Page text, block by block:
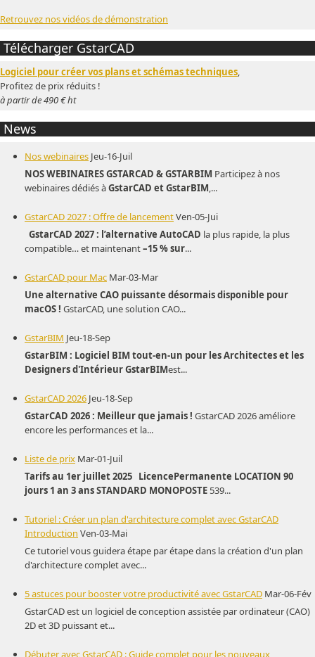
Retrouvez nos vidéos de démonstration
Télécharger GstarCAD
Logiciel pour créer vos plans et schémas techniques,
Profitez de prix réduits !
à partir de 490 € ht
News
Nos webinaires Jeu-16-Juil
NOS WEBINAIRES GSTARCAD & GSTARBIM Participez à nos
webinaires dédiés àGstarCAD et GstarBIM,...
GstarCAD 2027 : Offre de lancementVen-05-Jui
GstarCAD 2027 : l’alternative AutoCAD la plus rapide, la plus
compatible… et maintenant–15 % sur...
GstarCAD pour Mac Mar-03-Mar
Une alternative CAO puissante désormais disponible pour
macOS ! GstarCAD, une solution CAO...
GstarBIM Jeu-18-Sep
GstarBIM : Logiciel BIM tout-en-un pour les Architectes et les
Designers d'IntérieurGstarBIMest...
GstarCAD 2026 Jeu-18-Sep
GstarCAD 2026 : Meilleur que jamais ! GstarCAD 2026 améliore
encore les performances et la...
Liste de prix Mar-01-Juil
Tarifs au 1er juillet 2025 LicencePermanente LOCATION 90
jours 1 an 3 ansSTANDARD MONOPOSTE 539...
Tutoriel : Créer un plan d'architecture complet avec GstarCAD
Introduction Ven-03-Mai
Ce tutoriel vous guidera étape par étape dans la création d'un plan
d'architecture complet avec...
5 astuces pour booster votre productivité avec GstarCAD Mar-06-Fév
GstarCAD est un logiciel de conception assistée par ordinateur (CAO)
2D et 3D puissant et...
Débuter avec GstarCAD : Guide complet pour les nouveaux